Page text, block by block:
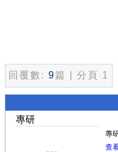
回覆數: 9篇 | 分頁 1
專研
專
查